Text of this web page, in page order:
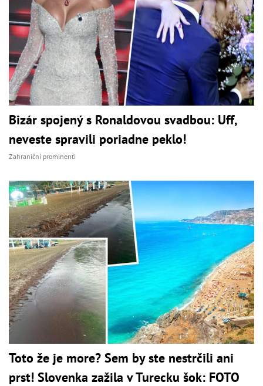
Bizár spojený s Ronaldovou svadbou: Uff,
neveste spravili poriadne peklo!
Zahraniční prominenti
Toto že je more? Sem by ste nestrčili ani
prst! Slovenka zažila v Turecku šok: FOTO